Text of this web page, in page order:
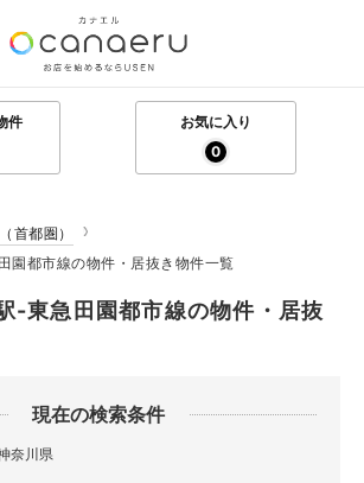
件
お気に入り
0
首都圏）
園都市線の物件・居抜き物件一覧
-東急田園都市線の物件・居抜
現在の検索条件
奈川県